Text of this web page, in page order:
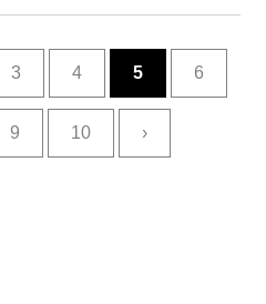
3 4 5 6
9 10 ›